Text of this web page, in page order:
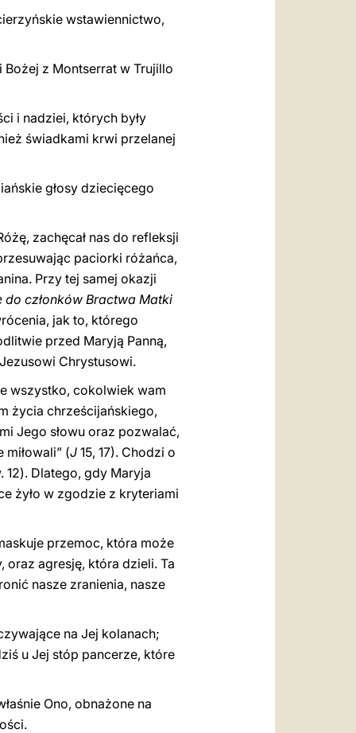
wstawiennictwo,
z Montserrat w Trujillo
i nadziei, których były
świadkami krwi przelanej
głosy dziecięcego
zachęcał nas do refleksji
paciorki różańca,
Przy tej samej okazji
do członków Bractwa Matki
jak to, którego
przed Maryją Panną,
Chrystusowi.
wszystko, cokolwiek wam
życia chrześcijańskiego,
Jego słowu oraz pozwalać,
(J 15, 17). Chodzi o
12). Dlatego, gdy Maryja
żyło w zgodzie z kryteriami
przemoc, która może
oraz agresję, która dzieli. Ta
nasze zranienia, nasze
na Jej kolanach;
u Jej stóp pancerze, które
Ono, obnażone na